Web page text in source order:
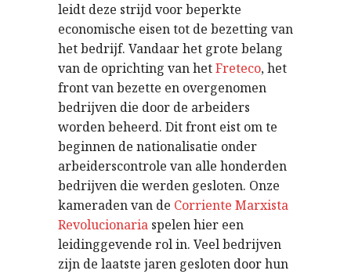
leidt deze strijd voor beperkte
economische eisen tot de bezetting van
het bedrijf. Vandaar het grote belang
van de oprichting van hetFreteco, het
front van bezette en overgenomen
bedrijven die door de arbeiders
worden beheerd. Dit front eist om te
beginnen de nationalisatie onder
arbeiderscontrole van alle honderden
bedrijven die werden gesloten. Onze
kameraden van de Corriente Marxista
Revolucionaria spelen hier een
leidinggevende rol in. Veel bedrijven
zijn de laatste jaren gesloten door hun